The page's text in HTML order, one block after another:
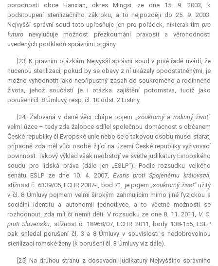
porodnosti obce Hanxian, okres Mingxi, ze dne 15. 9. 2003, k
podstoupení sterilizačního zákroku, a to nejpozději do 25. 9. 2003.
Nejvyšší správní soud toto upřesňuje jen pro pořádek, nikterak tím pro
futuro nevylučuje možnost přezkoumání pravosti a věrohodnosti
uvedených podkladů správními orgány.
[23] K právním otázkám Nejvyšší správní soud v prvé řadě uvádí, že
nucenou sterilizaci, pokud by se obavy z ní ukázaly opodstatněnými, je
možno vyhodnotit jako nepřípustný zásah do soukromého a rodinného
života, jehož součástí je i otázka zajištění potomstva, tudíž jako
porušení čl. 8 Úmluvy, resp. čl. 10 odst. 2 Listiny.
[24] Žalovaná v dané věci chápe pojem „soukromý a rodinný život“
velmi úzce – tedy zda žalobce sdílel společnou domácnost s občanem
České republiky či Evropské unie nebo se o takovou osobu musel starat,
případně zda měl vůči osobě žijící na území České republiky vyživovací
povinnost. Takový výklad však neobstojí ve světle judikatury Evropského
soudu pro lidská práva (dále jen „ESLP“). Podle rozsudku velkého
senátu ESLP ze dne 10. 4. 2007, Evans proti Spojenému království,
stížnost č. 6339/05, ECHR 2007-I, bod 71, je pojem „soukromý život“ užitý
v čl. 8 Úmluvy pojmem velmi širokým zahrnujícím mimo jiné fyzickou a
sociální identitu a autonomii jednotlivce, a to včetně možnosti se
rozhodnout, zda mít či nemít děti. V rozsudku ze dne 8. 11. 2011, V. C.
proti Slovensku, stížnost č. 18968/07, ECHR 2011, body 138-155, ESLP
pak shledal porušení čl. 3 a 8 Úmluvy v souvislosti s nedobrovolnou
sterilizací romské ženy (k porušení čl. 3 Úmluvy viz dále).
[25] Na druhou stranu z dosavadní judikatury Nejvyššího správního